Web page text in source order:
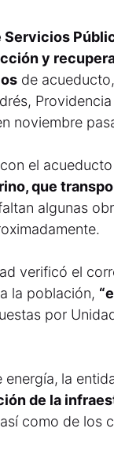
Servicios
y
de
noviembre
el
que
algunas
verificó el
la población,
por
energía, la
de la
así como de los